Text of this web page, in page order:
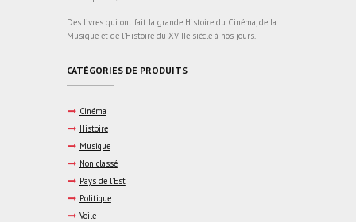
Des livres qui ont fait la grande Histoire du Cinéma, de la
Musique et de l'Histoire du XVIIIe siècle à nos jours.
CATÉGORIES DE PRODUITS
Cinéma
Histoire
Musique
Non classé
Pays de l'Est
Politique
Voile